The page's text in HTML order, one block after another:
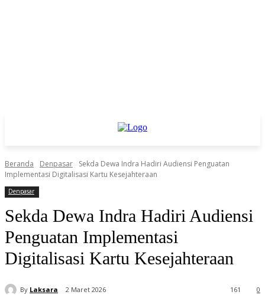
Beranda Denpasar
Sekda Dewa Indra Hadiri Audiensi Penguatan
Implementasi Digitalisasi Kartu Kesejahteraan
Denpasar
Sekda Dewa Indra Hadiri Audiensi
Penguatan Implementasi
Digitalisasi Kartu Kesejahteraan
By Laksara 2 Maret 2026 0
161